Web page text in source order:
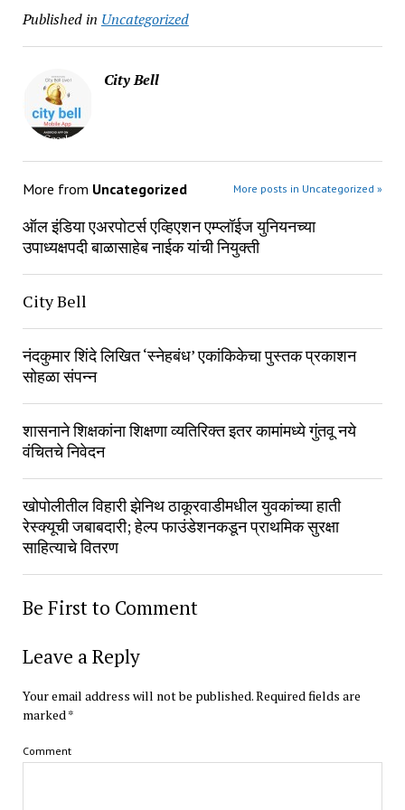
Published in Uncategorized
City Bell
More from Uncategorized More posts in Uncategorized »
ऑल इंडिया एअरपोटर्स एव्हिएशन एम्प्लॉईज युनियनच्या
उपाध्यक्षपदी बाळासाहेब नाईक यांची नियुक्ती
City Bell
नंदकुमार शिंदे लिखित ‘स्नेहबंध’ एकांकिकेचा पुस्तक प्रकाशन
सोहळा संपन्न
शासनाने शिक्षकांना शिक्षणा व्यतिरिक्त इतर कामांमध्ये गुंतवू नये
वंचितचे निवेदन
खोपोलीतील विहारी झेनिथ ठाकूरवाडीमधील युवकांच्या हाती
रेस्क्यूची जबाबदारी; हेल्प फाउंडेशनकडून प्राथमिक सुरक्षा
साहित्याचे वितरण
Be First to Comment
Leave a Reply
Your email address will not be published.Required fields are
marked*
Comment